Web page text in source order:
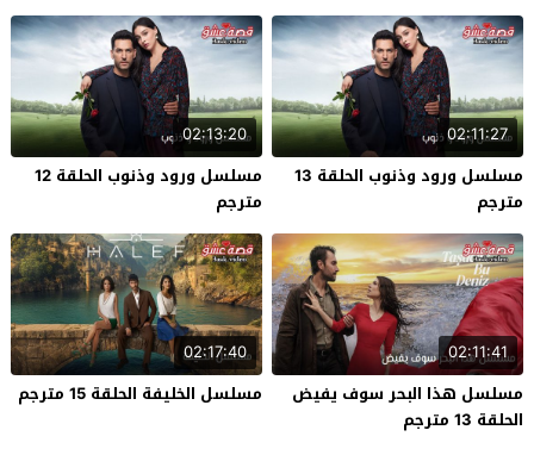
02:11:27
مسلسل ورود وذنوب الحلقة 13
مترجم
02:13:20
مسلسل ورود وذنوب الحلقة 12
مترجم
02:11:41
مسلسل هذا البحر سوف يفيض
الحلقة 13 مترجم
02:17:40
مسلسل الخليفة الحلقة 15 مترجم